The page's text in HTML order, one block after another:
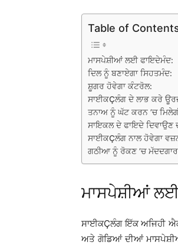
Table of
ਮਾਸਪੇਸ਼ੀਆਂ ਲਈ ਫਾਇਦੇਮੰਦ:
ਦਿਲ ਨੂੰ ਬਣਾਏਗਾ ਸਿਹਤਮੰਦ:
ਸ਼ੂਗਰ ਹੋਵੇਗਾ ਕੰਟਰੋਲ:
ਸਾਈਕÇਲੰਗ ਦੇ ਲਾਭ ਕਰੇ
ਤਨਾਅ ਨੂੰ ਘੱਟ ਕਰਨ ’ਚ
ਸਾਇਕਲ ਦੇ ਫਾਇਦੇ ਦਿਵਾਉਣ
ਸਾਈਕÇਲੰਗ ਨਾਲ ਹੋਵੇਗਾ
ਗਠੀਆ ਨੂੰ ਰੋਕਣ ’ਚ
ਮਾਸਪੇਸ਼ੀਆਂ
ਸਾਈਕÇਲੰਗ ਇੱਕ ਅਜਿਹੀ
ਅਤੇ ਗੋਡਿਆਂ ਦੀਆਂ